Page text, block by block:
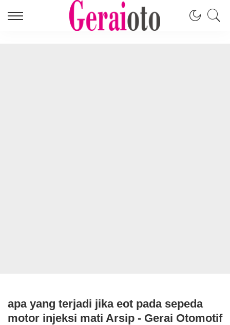
apa yang terjadi jika eot pada sepeda
motor injeksi mati Arsip - Gerai Otomotif